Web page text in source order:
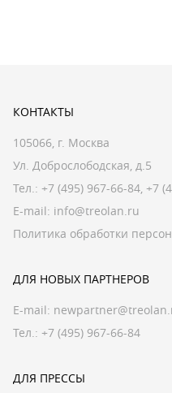
КОНТАКТЫ
105066, г. Москва
Ул. Доброслободская, д.5
Тел.: +7 (495) 967-66-84, +7
E-mail: info@treolan.ru
Политика обработки
ДЛЯ НОВЫХ ПАРТНЕРОВ
E-mail:
Тел.: +7 (495) 967-66-84
ДЛЯ ПРЕССЫ